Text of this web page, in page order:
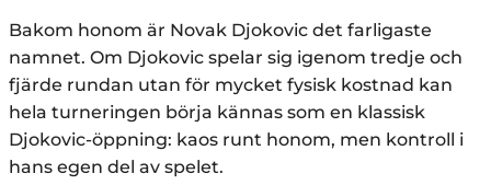
Bakom honom är Novak Djokovic det farligaste
namnet. Om Djokovic spelar sig igenom tredje och
fjärde rundan utan för mycket fysisk kostnad kan
hela turneringen börja kännas som en klassisk
Djokovic-öppning: kaos runt honom, men kontroll i
hans egen del av spelet.